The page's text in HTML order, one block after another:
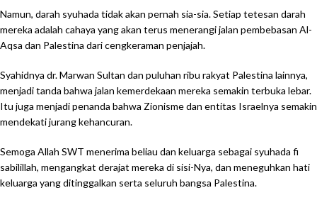
Namun, darah syuhada tidak akan pernah sia-sia. Setiap tetesan darah
mereka adalah cahaya yang akan terus menerangi jalan pembebasan Al-
Aqsa dan Palestina dari cengkeraman penjajah.
Syahidnya dr. Marwan Sultan dan puluhan ribu rakyat Palestina lainnya,
menjadi tanda bahwa jalan kemerdekaan mereka semakin terbuka lebar.
Itu juga menjadi penanda bahwa Zionisme dan entitas Israelnya semakin
mendekati jurang kehancuran.
Semoga Allah SWT menerima beliau dan keluarga sebagai syuhada fi
sabilillah, mengangkat derajat mereka di sisi-Nya, dan meneguhkan hati
keluarga yang ditinggalkan serta seluruh bangsa Palestina.